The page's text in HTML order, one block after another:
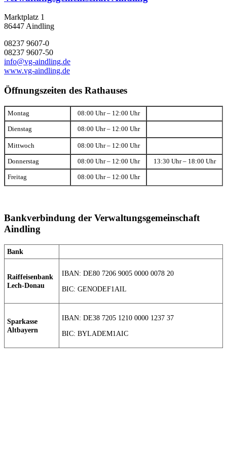
Marktplatz 1
86447 Aindling
08237 9607-0
08237 9607-50
info@vg-aindling.de
www.vg-aindling.de
Öffnungszeiten des Rathauses
Montag 08:00 Uhr – 12:00 Uhr
Dienstag 08:00 Uhr – 12:00 Uhr
Mittwoch 08:00 Uhr – 12:00 Uhr
Donnerstag 08:00 Uhr – 12:00 Uhr 13:30 Uhr – 18:00 Uhr
Freitag 08:00 Uhr – 12:00 Uhr
Bankverbindung der Verwaltungsgemeinschaft
Aindling
Bank
Raiffeisenbank
Lech-Donau
IBAN: DE80 7206 9005 0000 0078 20
BIC: GENODEF1AIL
Sparkasse
Altbayern
IBAN: DE38 7205 1210 0000 1237 37
BIC: BYLADEM1AIC